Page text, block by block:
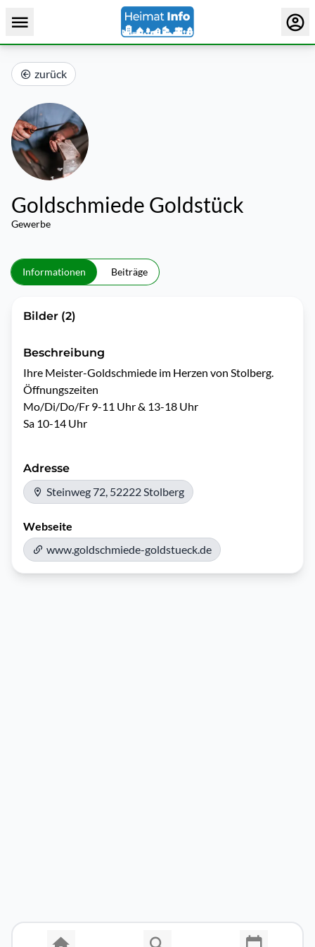
zurück
Goldschmiede Goldstück
Gewerbe
Informationen Beiträge
Bilder (2)
Beschreibung
Ihre Meister-Goldschmiede im Herzen von Stolberg.
Öffnungszeiten
Mo/Di/Do/Fr 9-11 Uhr & 13-18 Uhr
Sa 10-14 Uhr
Adresse
Steinweg 72, 52222 Stolberg
Webseite
www.goldschmiede-goldstueck.de